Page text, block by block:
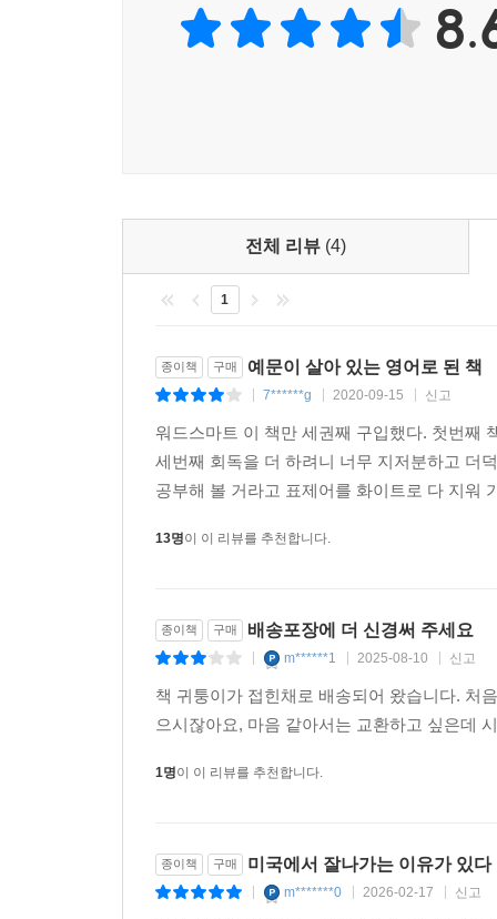
전체 리뷰 (4)
1
종이책 구매 예문이 살아 있는 영어로 된 책
7******g 2020-09-15 신고
워드스마트 이 책만 세권째 구입했다. 첫번째
세번째 회독을 더 하려니 너무 지저분하고 더
공부해 볼 거라고 표제어를 화이트로 다 지워
13명이 이 리뷰를 추천합니다.
종이책 구매 배송포장에 더 신경써 주세요
m******1 2025-08-10 신고
책 귀퉁이가 접힌채로 배송되어 왔습니다. 처
으시잖아요, 마음 같아서는 교환하고 싶은데
1명이 이 리뷰를 추천합니다.
종이책 구매 미국에서 잘나가는 이유가 있다
m*******0 2026-02-17 신고